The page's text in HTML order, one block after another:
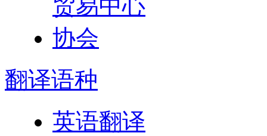
翻译语种
英语翻译